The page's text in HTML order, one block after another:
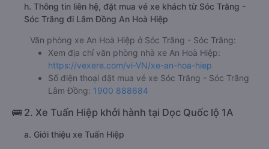
h. Thông tin liên hệ, đặt mua vé xe khách từ Sóc Trăng -
Sóc Trăng đi Lâm Đồng An Hoà Hiệp
Văn phòng xe An Hoà Hiệp ở Sóc Trăng - Sóc Trăng:
Xem địa chỉ văn phòng nhà xe An Hoà Hiệp:
https://vexere.com/vi-VN/xe-an-hoa-hiep
Số điện thoại đặt mua vé xe Sóc Trăng - Sóc Trăng
Lâm Đồng: 1900 888684
🚌 2. Xe Tuấn Hiệp khởi hành tại Dọc Quốc lộ 1A
a. Giới thiệu xe Tuấn Hiệp